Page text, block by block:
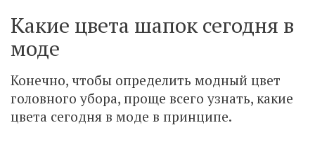
Какие цвета шапок сегодня в
моде
Конечно, чтобы определить модный цвет
головного убора, проще всего узнать, какие
цвета сегодня в моде в принципе.